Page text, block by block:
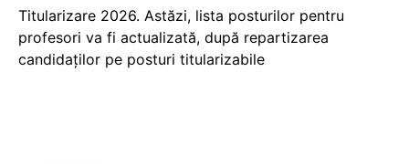
Titularizare 2026. Astăzi, lista posturilor pentru
profesori va fi actualizată, după repartizarea
candidaților pe posturi titularizabile